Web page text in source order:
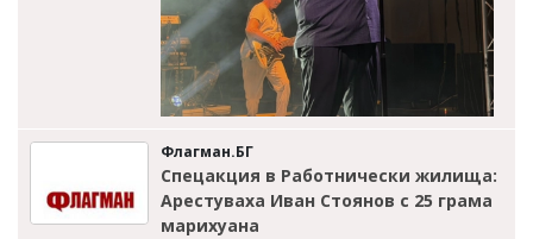
Флагман.БГ
Спецакция в Работнически жилища:
Арестуваха Иван Стоянов с 25 грама
марихуана